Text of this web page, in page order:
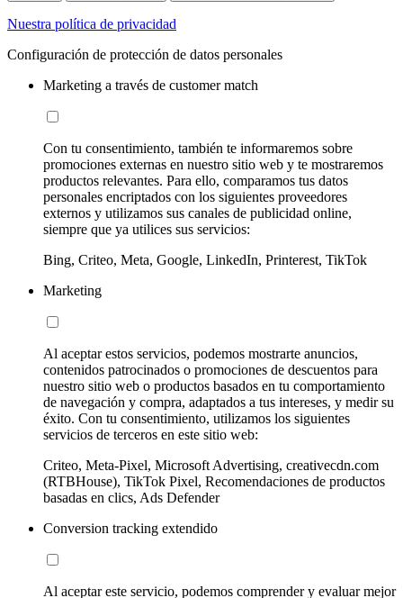
Nuestra política de privacidad
Configuración de protección de datos personales
Marketing a través de customer match
Con tu consentimiento, también te informaremos sobre
promociones externas en nuestro sitio web y te mostraremos
productos relevantes. Para ello, comparamos tus datos
personales encriptados con los siguientes proveedores
externos y utilizamos sus canales de publicidad online,
siempre que ya utilices sus servicios:
Bing, Criteo, Meta, Google, LinkedIn, Printerest, TikTok
Marketing
Al aceptar estos servicios, podemos mostrarte anuncios,
contenidos patrocinados o promociones de descuentos para
nuestro sitio web o productos basados en tu comportamiento
de navegación y compra, adaptados a tus intereses, y medir su
éxito. Con tu consentimiento, utilizamos los siguientes
servicios de terceros en este sitio web:
Criteo, Meta-Pixel, Microsoft Advertising, creativecdn.com
(RTBHouse), TikTok Pixel, Recomendaciones de productos
basadas en clics, Ads Defender
Conversion tracking extendido
Al aceptar este servicio, podemos comprender y evaluar mejor